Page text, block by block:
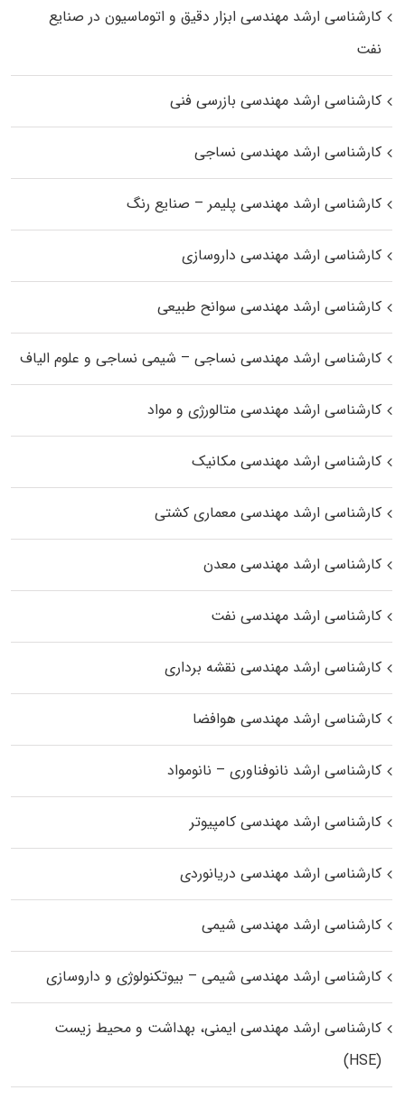
کارشناسی ارشد مهندسی ابزار دقیق و اتوماسیون در صنایع
نفت
کارشناسی ارشد مهندسی بازرسی فنی
کارشناسی ارشد مهندسی نساجی
کارشناسی ارشد مهندسی پلیمر – صنایع رنگ
کارشناسی ارشد مهندسی داروسازی
کارشناسی ارشد مهندسی سوانح طبیعی
کارشناسی ارشد مهندسی نساجی – شیمی نساجی و علوم الیاف
کارشناسی ارشد مهندسی متالورژی و مواد
کارشناسی ارشد مهندسی مکانیک
کارشناسی ارشد مهندسی معماری کشتی
کارشناسی ارشد مهندسی معدن
کارشناسی ارشد مهندسی نفت
کارشناسی ارشد مهندسی نقشه برداری
کارشناسی ارشد مهندسی هوافضا
کارشناسی ارشد نانوفناوری – نانومواد
کارشناسی ارشد مهندسی کامپیوتر
کارشناسی ارشد مهندسی دریانوردی
کارشناسی ارشد مهندسی شیمی
کارشناسی ارشد مهندسی شیمی – بیوتکنولوژی و داروسازی
کارشناسی ارشد مهندسی ایمنی، بهداشت و محیط زیست
(HSE)